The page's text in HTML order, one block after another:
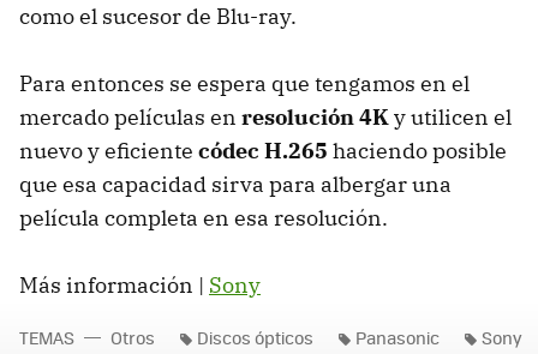
como el sucesor de Blu-ray.
Para entonces se espera que tengamos en el
mercado películas en resolución 4Ky utilicen el
nuevo y eficiente códec H.265 haciendo posible
que esa capacidad sirva para albergar una
película completa en esa resolución.
Más información | Sony
TEMAS Otros Discos ópticos Panasonic Sony